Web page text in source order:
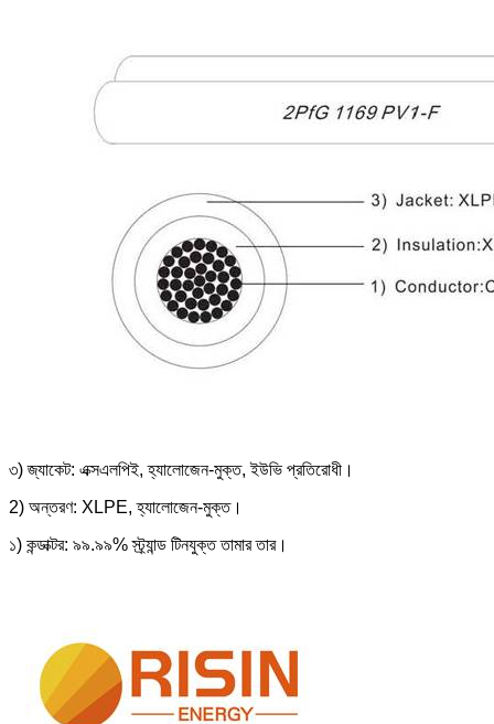
৩) জ্যাকেট: এক্সএলপিই, হ্যালোজেন-মুক্ত, ইউভি প্রতিরোধী।
2) অন্তরণ: XLPE, হ্যালোজেন-মুক্ত।
১) কন্ডাক্টর: ৯৯.৯৯% স্ট্র্যান্ড টিনযুক্ত তামার তার।